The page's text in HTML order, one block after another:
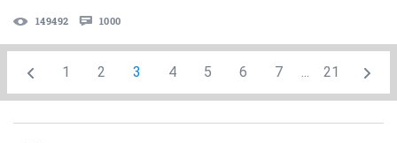
149492 1000
1 2 3 4 5 6 7 ... 21